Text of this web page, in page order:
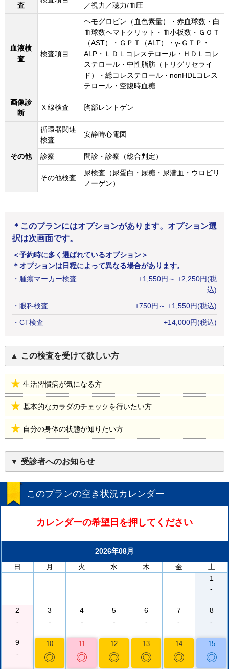
査
／視力／聴力/血圧
血液検
査
検査項目
ヘモグロビン（血色素量）・赤血球数・白
血球数ヘマトクリット・血小板数・ＧＯＴ
（AST）・ＧＰＴ（ALT）・γ-ＧＴＰ・
ALP・ＬＤＬコレステロール・ＨＤＬコレ
ステロール・中性脂肪（トリグリセライ
ド）・総コレステロール・nonHDLコレス
テロール・空腹時血糖
画像診
断
Ｘ線検査 胸部レントゲン
その他
循環器関連
検査
安静時心電図
診察 問診・診察（総合判定）
その他検査
尿検査（尿蛋白・尿糖・尿潜血・ウロビリ
ノーゲン）
＊このプランにはオプションがあります。オプション選
択は次画面です。
＜予約時に多く選ばれているオプション＞
＊オプションは日程によって異なる場合があります。
・ 腫瘍マーカー検査 +1,550円 ～ +2,250円(税
込)
・ 眼科検査 +750円 ～ +1,550円(税込)
・ CT検査 +14,000円(税込)
この検査を受けて欲しい方
生活習慣病が気になる方
基本的なカラダのチェックを行いたい方
自分の身体の状態が知りたい方
受診者へのお知らせ
このプランの空き状況カレンダー
カレンダーの希望日を押してください
2026年08月
日
月 火 水 木 金
土
1
-
2
-
3
-
4
-
5
-
6
-
7
-
8
-
9
-
10
◎
11
◎
12
◎
13
◎
14
◎
15
◎